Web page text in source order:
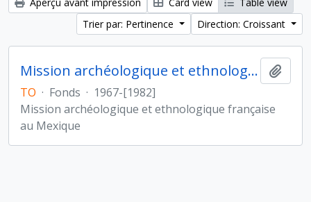
Trier par: Pertinence
Direction: Croissant
Mission archéologique et ethnologique française au Mexique
TO · Fonds · 1967-[1982]
Mission archéologique et ethnologique française
au Mexique